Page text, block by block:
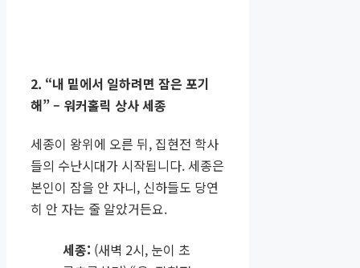
2. “내 밑에서 일하려면 잠은 포기
해” – 워커홀릭 상사 세종
세종이 왕위에 오른 뒤, 집현전 학사
들의 수난시대가 시작됩니다. 세종은
본인이 잠을 안 자니, 신하들도 당연
히 안 자는 줄 알았거든요.
세종: (새벽 2시, 눈이 초